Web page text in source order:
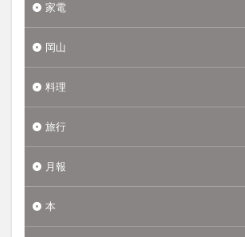
家電
岡山
料理
旅行
月報
本